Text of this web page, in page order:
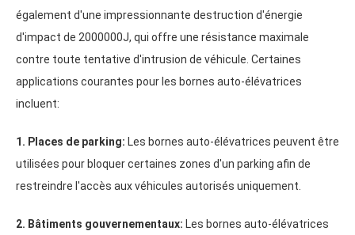
également d'une impressionnante destruction d'énergie
d'impact de 2000000J, qui offre une résistance maximale
contre toute tentative d'intrusion de véhicule. Certaines
applications courantes pour les bornes auto-élévatrices
incluent:
1. Places de parking: Les bornes auto-élévatrices peuvent être
utilisées pour bloquer certaines zones d'un parking afin de
restreindre l'accès aux véhicules autorisés uniquement.
2. Bâtiments gouvernementaux: Les bornes auto-élévatrices